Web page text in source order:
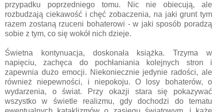
przypadku poprzedniego tomu. Nic nie obiecują, ale
rozbudzają ciekawość i chęć zobaczenia, na jaki grunt tym
razem zostaną rzuceni bohaterowi - w jaki sposób poradzą
sobie z tym, co się wokół nich dzieje.
Świetna kontynuacja, doskonała książka. Trzyma w
napięciu, zachęca do pochłaniania kolejnych stron i
zapewnia dużo emocji. Niekoniecznie jedynie radości, ale
również niepewności, i niepokoju. O losy bohaterów, o
wydarzenia, o świat. Przy okazji stara się pokazywać
wszystko w świetle realizmu, gdy dochodzi do tematu